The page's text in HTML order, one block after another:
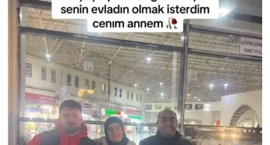
Yerel Gündem
Yerel Yaşam
Canlı Yayın